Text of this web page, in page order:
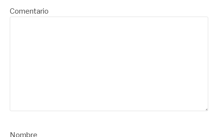
Comentario
Nombre